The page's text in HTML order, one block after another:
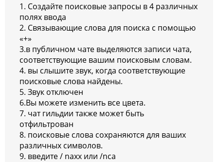
1. Создайте поисковые запросы в 4 различных
полях ввода
2. Связывающие слова для поиска с помощью
«+»
3.в публичном чате выделяются записи чата,
соответствующие вашим поисковым словам.
4. вы слышите звук, когда соответствующие
поисковые слова найдены.
5. Звук отключен
6.Вы можете изменить все цвета.
7. чат гильдии также может быть
отфильтрован
8. поисковые слова сохраняются для ваших
различных символов.
9. введите / naxx или /nca